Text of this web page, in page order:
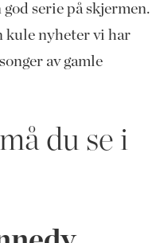
serie på skjermen.
kule nyheter vi har
av gamle
du se i